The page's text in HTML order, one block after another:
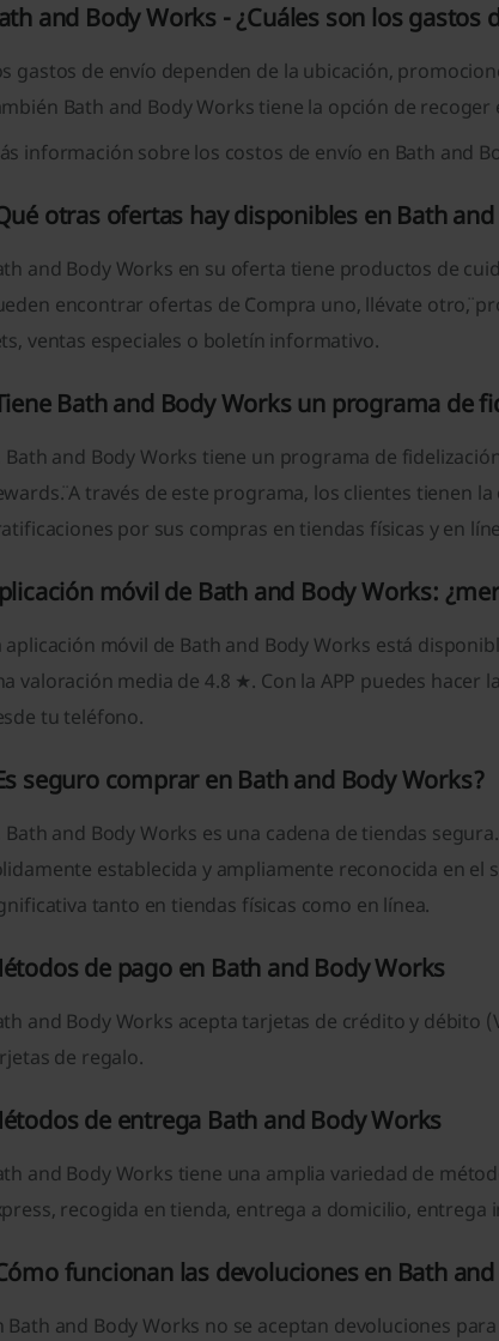
and Body Works - ¿Cuáles son los gastos
gastos de envío dependen de la ubicación,
Bath and Body Works tiene la opción de
información sobre los costos de envío en Bath and
otras ofertas hay disponibles en Bath
and Body Works en su oferta tiene productos de
encontrar ofertas de ¨Compra uno, llévate otro¨,
ventas especiales o boletín informativo.
Bath and Body Works un programa de
Bath and Body Works tiene un programa de
A través de este programa, los clientes
por sus compras en tiendas físicas y en
móvil de Bath and Body Works:
aplicación móvil de Bath and Body Works está
valoración media de 4.8 ★. Con la APP puedes
tu teléfono.
seguro comprar en Bath and Body Works?
Bath and Body Works es una cadena de tiendas
establecida y ampliamente reconocida en
tanto en tiendas físicas como en línea.
de pago en Bath and Body Works
and Body Works acepta tarjetas de crédito y débito
de regalo.
de entrega Bath and Body Works
and Body Works tiene una amplia variedad de
recogida en tienda, entrega a domicilio,
funcionan las devoluciones en Bath
Bath and Body Works no se aceptan devoluciones